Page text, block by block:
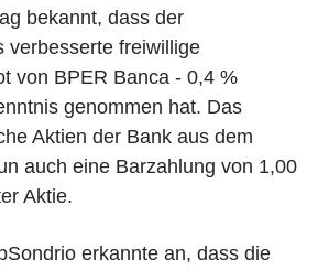
bekannt, dass der
verbesserte freiwillige
von BPER Banca - 0,4 %
genommen hat. Das
Aktien der Bank aus dem
auch eine Barzahlung von 1,00
Aktie.
erkannte an, dass die